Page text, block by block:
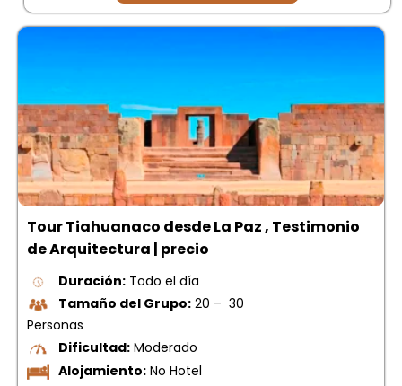
Tour Tiahuanaco desde La Paz , Testimonio
de Arquitectura | precio
Duración: Todo el día
Tamaño del Grupo: 20 – 30
Personas
Dificultad: Moderado
Alojamiento: No Hotel